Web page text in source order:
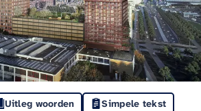
Uitleg woorden Simpele tekst